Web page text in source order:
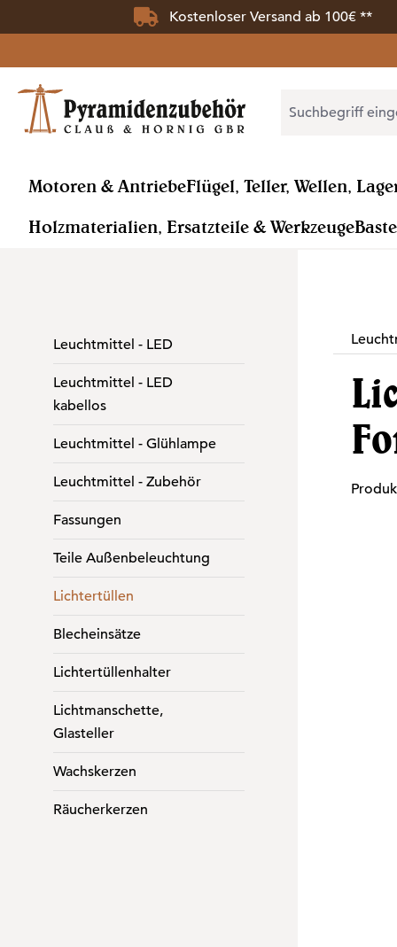
Hauptinhalt springen
Zur Hauptnavigation springenKostenloser Versand ab 100€ **
Motoren & AntriebeFlügel, Teller, Wellen,
Holzmaterialien, Ersatzteile & Werkzeuge
Leuchtmittel - LED
Leuchtmittel - LED
kabellos
Leuchtmittel - Glühlampe
Leuchtmittel - Zubehör
Fassungen
Teile Außenbeleuchtung
Lichtertüllen
Blecheinsätze
Lichtertüllenhalter
Lichtmanschette,
Glasteller
Wachskerzen
Räucherkerzen